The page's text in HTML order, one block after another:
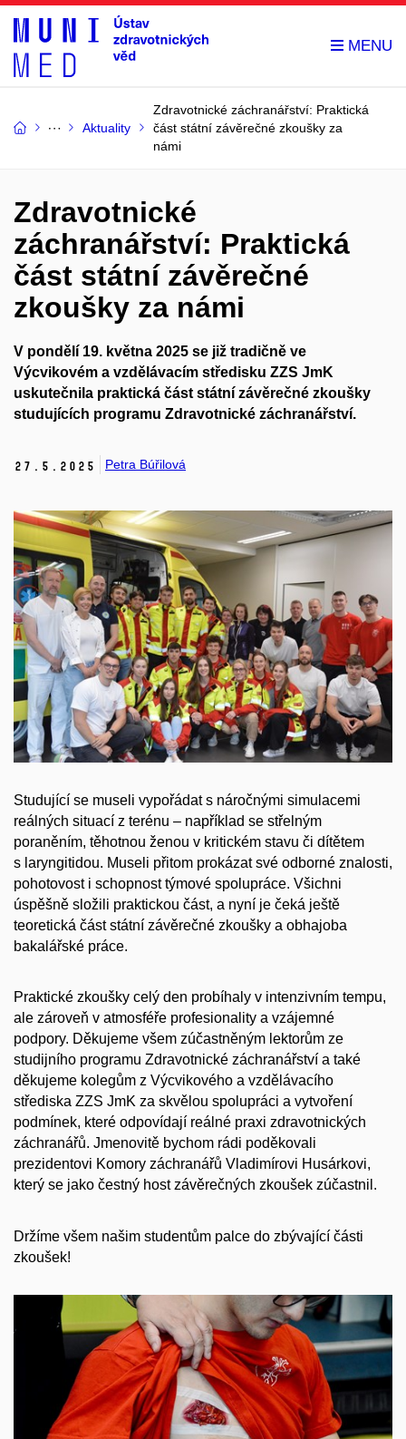
Aktuality
Zdravotnické záchranářství: Praktická
část státní závěrečné zkoušky za
námi
Zdravotnické
záchranářství: Praktická
část státní závěrečné
zkoušky za námi
V pondělí 19. května 2025 se již tradičně ve
Výcvikovém a vzdělávacím středisku ZZS JmK
uskutečnila praktická část státní závěrečné zkoušky
studujících programu Zdravotnické záchranářství.
27. 5. 2025 Petra Búřilová
Studující se museli vypořádat s náročnými simulacemi
reálných situací z terénu – například se střelným
poraněním, těhotnou ženou v kritickém stavu či dítětem
s laryngitidou. Museli přitom prokázat své odborné znalosti,
pohotovost i schopnost týmové spolupráce. Všichni
úspěšně složili praktickou část, a nyní je čeká ještě
teoretická část státní závěrečné zkoušky a obhajoba
bakalářské práce.
Praktické zkoušky celý den probíhaly v intenzivním tempu,
ale zároveň v atmosféře profesionality a vzájemné
podpory. Děkujeme všem zúčastněným lektorům ze
studijního programu Zdravotnické záchranářství a také
děkujeme kolegům z Výcvikového a vzdělávacího
střediska ZZS JmK za skvělou spolupráci a vytvoření
podmínek, které odpovídají reálné praxi zdravotnických
záchranářů. Jmenovitě bychom rádi poděkovali
prezidentovi Komory záchranářů Vladimírovi Husárkovi,
který se jako čestný host závěrečných zkoušek zúčastnil.
Držíme všem našim studentům palce do zbývající části
zkoušek!